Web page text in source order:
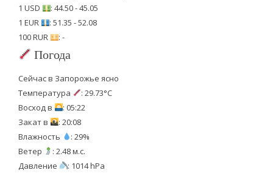
1 USD
: 44.50 - 45.05
1 EUR
: 51.35 - 52.08
100 RUR
: -
Погода
Сейчас в Запорожье ясно
Температура
: 29.73°C
Восход в
: 05:22
Закат в
: 20:08
Влажность
: 29%
Ветер
: 2.48 м.с.
Давление
: 1014 hPa